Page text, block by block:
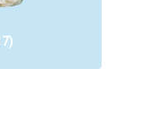
(68)